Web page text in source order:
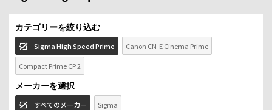
カテゴリーを絞り込む
Sigma High Speed Prime
Canon CN-E Cinema Prime
Compact Prime CP.2
メーカーを選択
すべてのメーカー
Sigma